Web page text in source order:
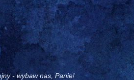
- wybaw nas, Panie!